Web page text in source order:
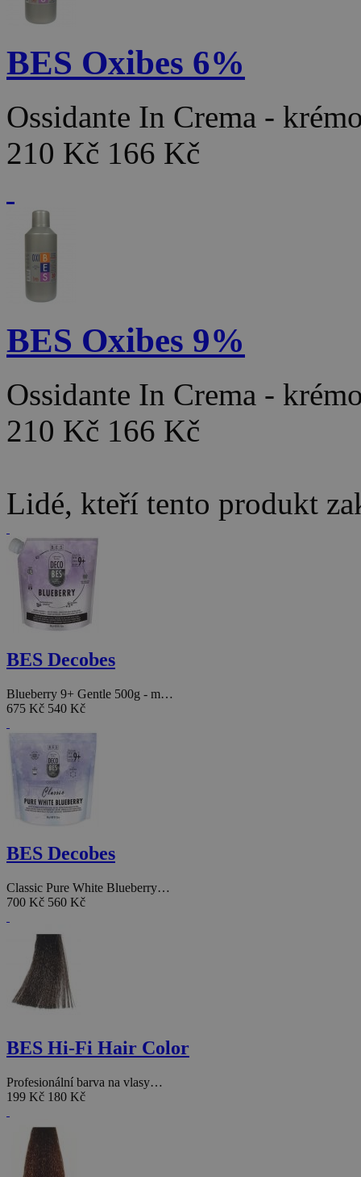
BES Oxibes 6%
Ossidante In Crema -
210 Kč 166 Kč
BES Oxibes 9%
Ossidante In Crema -
210 Kč 166 Kč
Lidé, kteří tento produkt
BES Decobes
Blueberry 9+ Gentle 500g - m…
675 Kč 540 Kč
BES Decobes
Classic Pure White Blueberry…
700 Kč 560 Kč
BES Hi-Fi Hair Color
Profesionální barva na vlasy…
199 Kč 180 Kč